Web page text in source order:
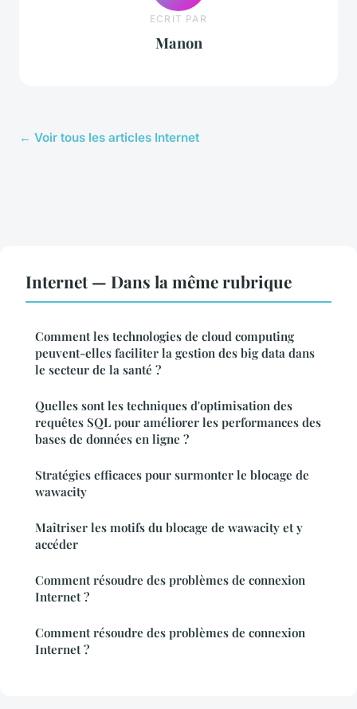
ECRIT PAR
Manon
← Voir tous les articles Internet
Internet — Dans la même rubrique
Comment les technologies de cloud computing
peuvent-elles faciliter la gestion des big data dans
le secteur de la santé ?
Quelles sont les techniques d'optimisation des
requêtes SQL pour améliorer les performances des
bases de données en ligne ?
Stratégies efficaces pour surmonter le blocage de
wawacity
Maîtriser les motifs du blocage de wawacity et y
accéder
Comment résoudre des problèmes de connexion
Internet ?
Comment résoudre des problèmes de connexion
Internet ?